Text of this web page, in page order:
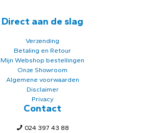
Direct aan de slag
Verzending
Betaling en Retour
Mijn Webshop bestellingen
Onze Showroom
Algemene voorwaarden
Disclaimer
Privacy
Contact
024 397 43 88